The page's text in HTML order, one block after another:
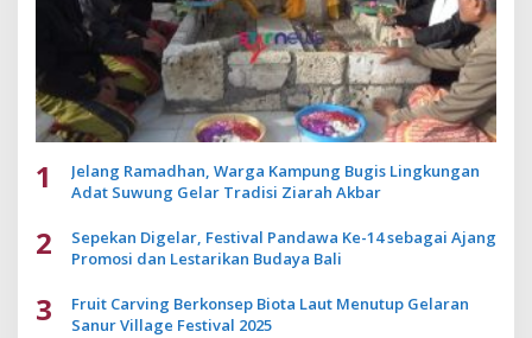
1
Jelang Ramadhan, Warga Kampung Bugis Lingkungan
Adat Suwung Gelar Tradisi Ziarah Akbar
2
Sepekan Digelar, Festival Pandawa Ke-14 sebagai Ajang
Promosi dan Lestarikan Budaya Bali
3
Fruit Carving Berkonsep Biota Laut Menutup Gelaran
Sanur Village Festival 2025